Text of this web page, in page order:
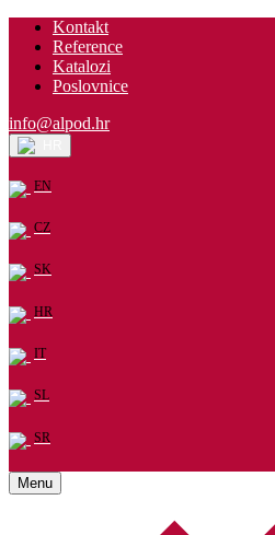
Kontakt
Reference
Katalozi
Poslovnice
info@alpod.hr
EN
CZ
SK
HR
IT
SL
SR
Menu